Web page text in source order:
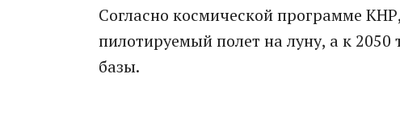
Согласно космической программе
пилотируемый полет на луну, а к
базы.